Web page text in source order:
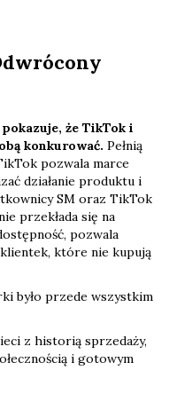
że TikTok i
konkurować. Pełnią
pozwala marce
działanie produktu i
SM oraz TikTok
przekłada się na
pozwala
które nie kupują
było przede wszystkim
z historią sprzedaży,
i gotowym